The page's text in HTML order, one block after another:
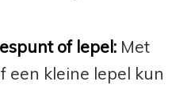
of lepel:Met
een kleine lepel kun